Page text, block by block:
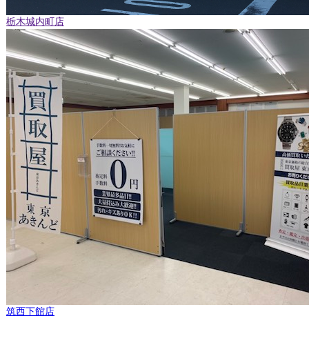
栃木城内町店
筑西下館店